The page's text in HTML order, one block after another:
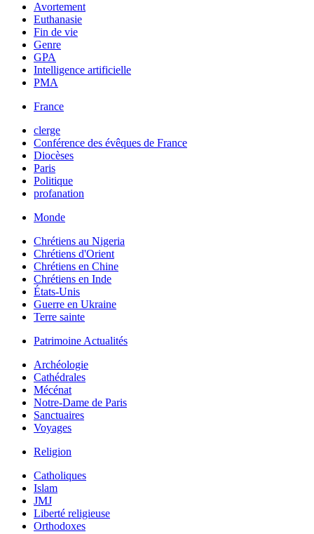
Avortement
Euthanasie
Fin de vie
Genre
GPA
Intelligence artificielle
PMA
France
clerge
Conférence des évêques de France
Diocèses
Paris
Politique
profanation
Monde
Chrétiens au Nigeria
Chrétiens d'Orient
Chrétiens en Chine
Chrétiens en Inde
États-Unis
Guerre en Ukraine
Terre sainte
Patrimoine Actualités
Archéologie
Cathédrales
Mécénat
Notre-Dame de Paris
Sanctuaires
Voyages
Religion
Catholiques
Islam
JMJ
Liberté religieuse
Orthodoxes